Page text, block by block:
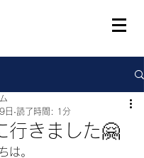
行きました🤗
日 読了時間: 1分
は。